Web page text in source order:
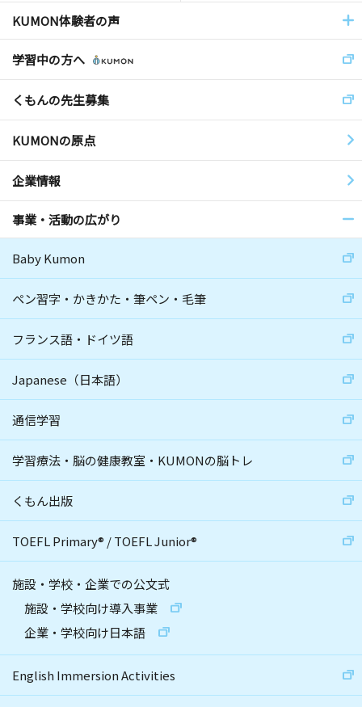
KUMON体験者の声
学習中の方へ
くもんの先生募集
KUMONの原点
企業情報
事業・活動の広がり
Baby Kumon
ペン習字・かきかた・筆ペン・毛筆
フランス語・ドイツ語
Japanese（日本語）
通信学習
学習療法・脳の健康教室・KUMONの脳トレ
くもん出版
TOEFL Primary® /TOEFL Junior®
施設・学校・企業での公文式
施設・学校向け導入事業
企業・学校向け日本語
English Immersion Activities